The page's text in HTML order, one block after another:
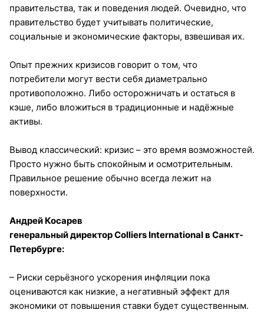
правительства, так и поведения людей. Очевидно, что
правительство будет учитывать политические,
социальные и экономические факторы, взвешивая их.
Опыт прежних кризисов говорит о том, что
потребители могут вести себя диаметрально
противоположно. Либо осторожничать и остаться в
кэше, либо вложиться в традиционные и надёжные
активы.
Вывод классический: кризис – это время возможностей.
Просто нужно быть спокойным и осмотрительным.
Правильное решение обычно всегда лежит на
поверхности.
Андрей Косарев
генеральный директор Colliers International в Санкт-
Петербурге:
– Риски серьёзного ускорения инфляции пока
оцениваются как низкие, а негативный эффект для
экономики от повышения ставки будет существенным.